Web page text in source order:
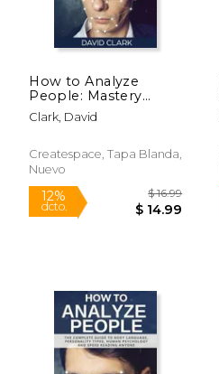
How to Analyze
People: Mastery
Guide - Master Speed
Reading Anyone,
Language,
Personality Types and
(en Inglés)
Clark, David
Createspace, Tapa Blanda,
Nuevo